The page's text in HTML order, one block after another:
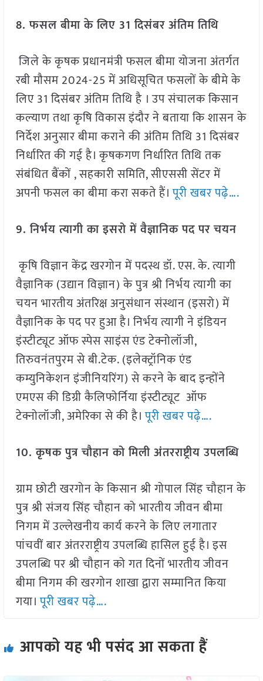
8. फसल बीमा के लिए 31 दिसंबर अंतिम तिथि
जिले के कृषक प्रधानमंत्री फसल बीमा योजना अंतर्गत
रबी मौसम 2024-25 में अधिसूचित फसलों के बीमे के
लिए 31 दिसंबर अंतिम तिथि है । उप संचालक किसान
कल्याण तथा कृषि विकास इंदौर ने बताया कि शासन के
निर्देश अनुसार बीमा कराने की अंतिम तिथि 31 दिसंबर
निर्धारित की गई है। कृषकगण निर्धारित तिथि तक
संबंधित बैंकों , सहकारी समिति, सीएससी सेंटर में
अपनी फसल का बीमा करा सकते हैं।पूरी खबर पढ़े….
9. निर्भय त्यागी का इसरो में वैज्ञानिक पद पर चयन
कृषि विज्ञान केंद्र खरगोन में पदस्थ डॉ. एस. के. त्यागी
वैज्ञानिक (उद्यान विज्ञान) के पुत्र श्री निर्भय त्यागी का
चयन भारतीय अंतरिक्ष अनुसंधान संस्थान (इसरो) में
वैज्ञानिक के पद पर हुआ है। निर्भय त्यागी ने इंडियन
इंस्टीट्यूट ऑफ स्पेस साइंस एंड टेक्नोलॉजी,
तिरुवनंतपुरम से बी.टेक. (इलेक्ट्रॉनिक एंड
कम्युनिकेशन इंजीनियरिंग) से करने के बाद इन्होंने
एमएस की डिग्री कैलिफोर्निया इंस्टीट्यूट ऑफ
टेक्नोलॉजी, अमेरिका से की है।पूरी खबर पढ़े….
10. कृषक पुत्र चौहान को मिली अंतरराष्ट्रीय उपलब्धि
ग्राम छोटी खरगोन के किसान श्री गोपाल सिंह चौहान के
पुत्र श्री संजय सिंह चौहान को भारतीय जीवन बीमा
निगम में उल्लेखनीय कार्य करने के लिए लगातार
पांचवीं बार अंतरराष्ट्रीय उपलब्धि हासिल हुई है। इस
उपलब्धि पर श्री चौहान को गत दिनों भारतीय जीवन
बीमा निगम की खरगोन शाखा द्वारा सम्मानित किया
गया।पूरी खबर पढ़े….
आपको यह भी पसंद आ सकता हैं